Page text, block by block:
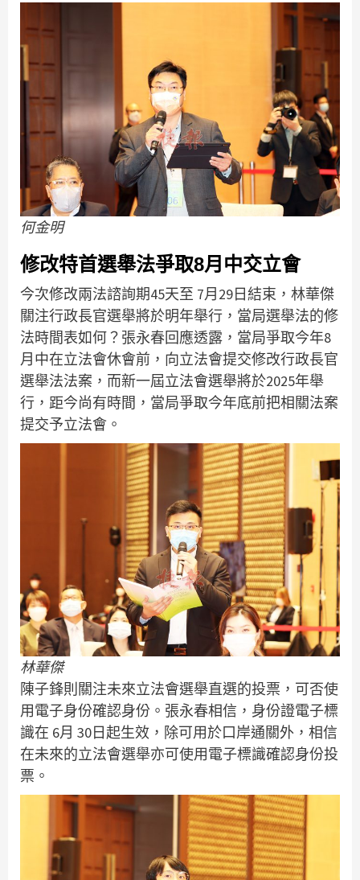
何金明
修改特首選舉法爭取8月中交立會
今次修改兩法諮詢期45天至 7月29日結束，林華傑
關注行政長官選舉將於明年舉行，當局選舉法的修
法時間表如何？張永春回應透露，當局爭取今年8
月中在立法會休會前，向立法會提交修改行政長官
選舉法法案，而新一屆立法會選舉將於2025年舉
行，距今尚有時間，當局爭取今年底前把相關法案
提交予立法會。
林華傑
陳子鋒則關注未來立法會選舉直選的投票，可否使
用電子身份確認身份。張永春相信，身份證電子標
識在 6月 30日起生效，除可用於口岸通關外，相信
在未來的立法會選舉亦可使用電子標識確認身份投
票。